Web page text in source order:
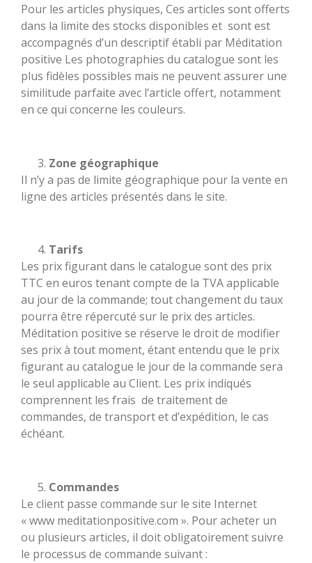
Pour les articles physiques, Ces articles sont offerts
dans la limite des stocks disponibles et sont est
accompagnés d’un descriptif établi par Méditation
positive Les photographies du catalogue sont les
plus fidèles possibles mais ne peuvent assurer une
similitude parfaite avec l’article offert, notamment
en ce qui concerne les couleurs.
Zone géographique
Il n’y a pas de limite géographique pour la vente en
ligne des articles présentés dans le site.
Tarifs
Les prix figurant dans le catalogue sont des prix
TTC en euros tenant compte de la TVA applicable
au jour de la commande; tout changement du taux
pourra être répercuté sur le prix des articles.
Méditation positive se réserve le droit de modifier
ses prix à tout moment, étant entendu que le prix
figurant au catalogue le jour de la commande sera
le seul applicable au Client. Les prix indiqués
comprennent les frais de traitement de
commandes, de transport et d’expédition, le cas
échéant.
Commandes
Le client passe commande sur le site Internet
« www meditationpositive.com ». Pour acheter un
ou plusieurs articles, il doit obligatoirement suivre
le processus de commande suivant :